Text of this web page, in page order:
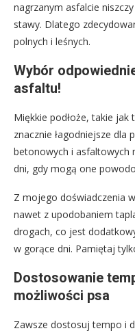
nagrzanym asfalcie
stawy. Dlatego
polnych i leśnych.
Wybór
asfaltu!
Miękkie podłoże, takie jak
znacznie łagodniejsze dla
betonowych i asfaltowych
dni, gdy mogą one
Z mojego doświadczenia
nawet z upodobaniem
drogach, co jest
w gorące dni. Pamiętaj
Dostosowanie
możliwości psa
Zawsze dostosuj tempo i